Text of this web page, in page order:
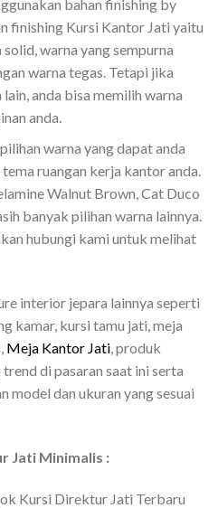
bahan finishing by
finishing Kursi Kantor Jati yaitu
warna yang sempurna
warna tegas. Tetapi jika
anda bisa memilih warna
anda.
warna yang dapat anda
ruangan kerja kantor anda.
Walnut Brown, Cat Duco
banyak pilihan warna lainnya.
hubungi kami untuk melihat
interior jepara lainnya seperti
kamar, kursi tamu jati, meja
Meja Kantor Jati, produk
di pasaran saat ini serta
model dan ukuran yang sesuai
Jati Minimalis :
Kursi Direktur Jati Terbaru